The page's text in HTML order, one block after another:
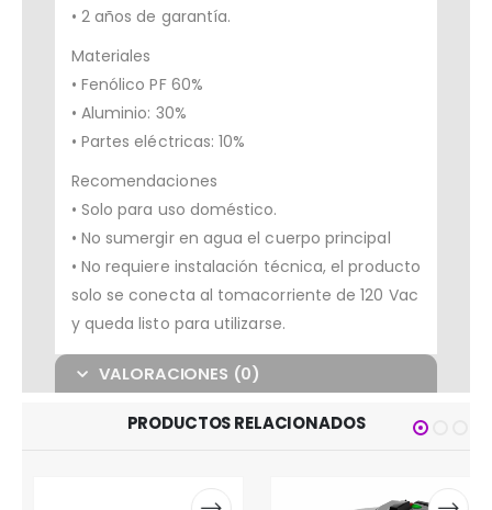
• 2 años de garantía.
Materiales
• Fenólico PF 60%
• Aluminio: 30%
• Partes eléctricas: 10%
Recomendaciones
• Solo para uso doméstico.
• No sumergir en agua el cuerpo principal
• No requiere instalación técnica, el producto
solo se conecta al tomacorriente de 120 Vac
y queda listo para utilizarse.
VALORACIONES (0)
PRODUCTOS RELACIONADOS